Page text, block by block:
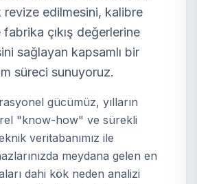
revize edilmesini, kalibre
çıkış değerlerine
sağlayan kapsamlı bir
süreci sunuyoruz.
gücümüz, yılların
"know-how" ve sürekli
veritabanımız ile
meydana gelen en
dahi kök neden analizi